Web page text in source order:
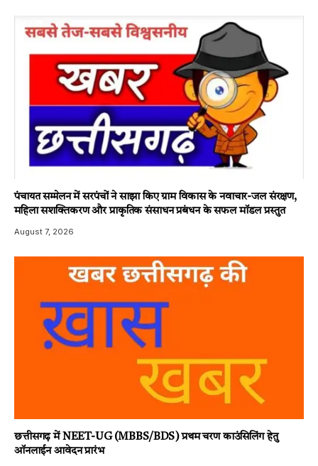
पंचायत सम्मेलन में सरपंचों ने साझा किए ग्राम विकास के नवाचार-जल संरक्षण,
महिला सशक्तिकरण और प्राकृतिक संसाधन प्रबंधन के सफल मॉडल प्रस्तुत
August 7, 2026
छत्तीसगढ़ में NEET-UG (MBBS/BDS) प्रथम चरण काउंसिलिंग हेतु
ऑनलाईन आवेदन प्रारंभ